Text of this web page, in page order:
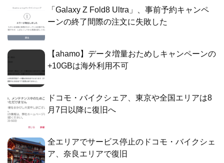
「Galaxy Z Fold8 Ultra」、事前予約キャンペ
ーンの終了間際の注文に失敗した
【ahamo】データ増量おためしキャンペーンの
+10GBは海外利用不可
ドコモ・バイクシェア、東京や全国エリアは8
月7日以降に復旧へ
全エリアでサービス停止のドコモ・バイクシェ
ア、奈良エリアで復旧